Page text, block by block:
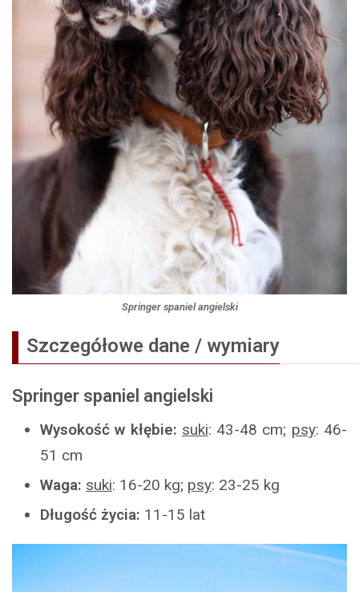
Springer spaniel angielski
Szczegółowe dane / wymiary
Springer spaniel angielski
Wysokość w kłębie: suki: 43-48 cm; psy: 46-
51 cm
Waga: suki: 16-20 kg; psy: 23-25 kg
Długość życia: 11-15 lat